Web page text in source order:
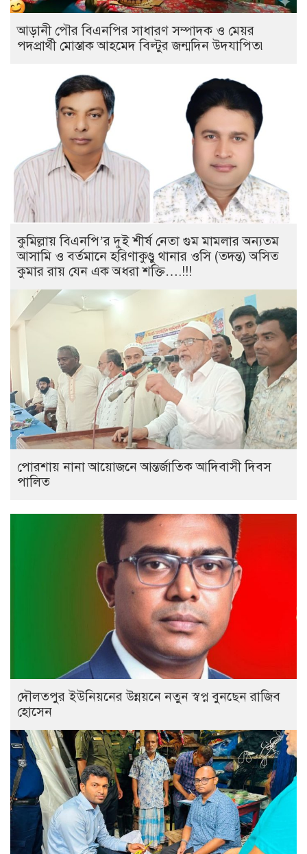
আড়ানী পৌর বিএনপির সাধারণ সম্পাদক ও মেয়র
পদপ্রার্থী মোস্তাক আহমেদ বিল্টুর জন্মদিন উদযাপিত৷
কুমিল্লায় বিএনপি’র দুই শীর্ষ নেতা গুম মামলার অন্যতম
আসামি ও বর্তমানে হরিণাকুণ্ডু থানার ওসি (তদন্ত) অসিত
কুমার রায় যেন এক অধরা শক্তি….!!!
পোরশায় নানা আয়োজনে আন্তর্জাতিক আদিবাসী দিবস
পালিত
দৌলতপুর ইউনিয়নের উন্নয়নে নতুন স্বপ্ন বুনছেন রাজিব
হোসেন